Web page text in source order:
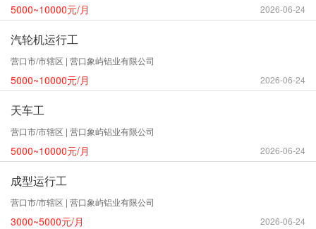
5000~10000元/月 2026-06-24
汽轮机运行工
营口市/市辖区 | 营口象屿铝业有限公司
5000~10000元/月 2026-06-24
天车工
营口市/市辖区 | 营口象屿铝业有限公司
5000~10000元/月 2026-06-24
成型运行工
营口市/市辖区 | 营口象屿铝业有限公司
3000~5000元/月 2026-06-24